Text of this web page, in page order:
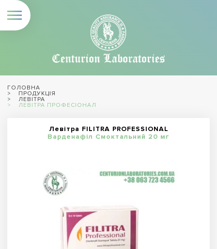
ГОЛОВНА
ПРОДУКЦІЯ
ЛЕВІТРА
ЛЕВІТРА ПРОФЕСІОНАЛ
Левітра FILITRA PROFESSIONAL
Варденафіл Смоктальний 20 мг